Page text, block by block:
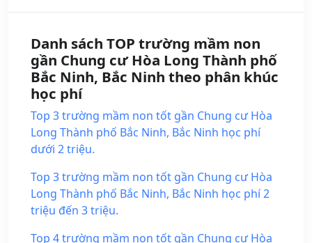
Danh sách TOP trường mầm non
gần Chung cư Hòa Long Thành phố
Bắc Ninh, Bắc Ninh theo phân khúc
học phí
Top 3 trường mầm non tốt gần Chung cư Hòa
Long Thành phố Bắc Ninh, Bắc Ninh học phí
dưới 2 triệu.
Top 3 trường mầm non tốt gần Chung cư Hòa
Long Thành phố Bắc Ninh, Bắc Ninh học phí 2
triệu đến 3 triệu.
Top 4 trường mầm non tốt gần Chung cư Hòa